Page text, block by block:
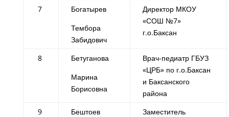
7
Богатырев
Тембора
Забидович
Директор МКОУ
«СОШ №7»
г.о.Баксан
8
Бетуганова
Марина
Борисовна
Врач-педиатр ГБУЗ
«ЦРБ» по г.о.Баксан
и Баксанского
района
9
Бештоев
Заместитель